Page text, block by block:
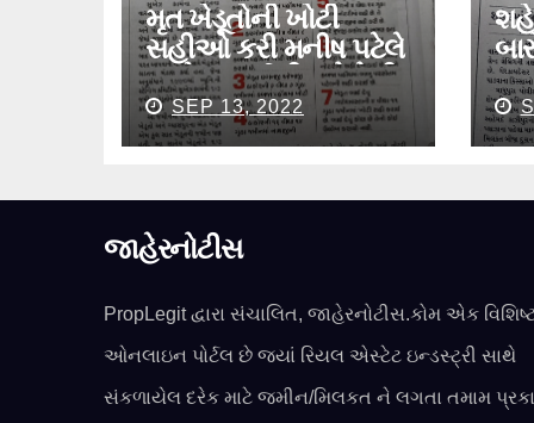
મૃત ખેડૂતોની ખોટી
સહીઓ કરી મનીષ પટેલે
સુએઝ ફાર્મની કરોડોની
જમીન પચાવી પાડી
SEP 13, 2022
જાહેરનોટીસ
PropLegit દ્વારા સંચાલિત, જાહેરનોટીસ.કોમ એક
ઓનલાઇન પોર્ટલ છે જ્યાં રિયલ એસ્ટેટ ઇન્ડસ્ટ્રી સાથે
સંકળાયેલ દરેક માટે જમીન/મિલકત ને લગતા તમામ